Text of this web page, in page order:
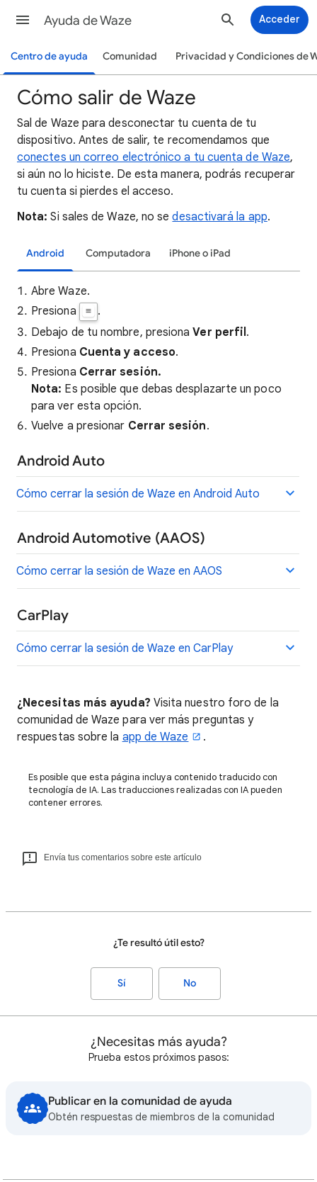
Ayuda de Waze Acceder
Centro de ayuda Comunidad Privacidad y Condiciones de
Cómo salir de Waze
Sal de Waze para desconectar tu cuenta de tu
dispositivo. Antes de salir, te recomendamos que
conectes un correo electrónico a tu cuenta de Waze,
si aún no lo hiciste. De esta manera, podrás recuperar
tu cuenta si pierdes el acceso.
Nota: Si sales de Waze, no sedesactivará la app.
Android Computadora iPhone o iPad
Abre Waze.
Presiona
.
Debajo de tu nombre, presionaVer perfil.
Presiona Cuenta y acceso.
Presiona Cerrar sesión.
Nota: Es posible que debas desplazarte un poco
para ver esta opción.
Vuelve a presionar Cerrar sesión.
Android Auto
Cómo cerrar la sesión de Waze en Android Auto
Android Automotive (AAOS)
Cómo cerrar la sesión de Waze en AAOS
CarPlay
Cómo cerrar la sesión de Waze en CarPlay
¿Necesitas más ayuda? Visita nuestro foro de la
comunidad de Waze para ver más preguntas y
respuestas sobre la app de Waze .
Es posible que esta página incluya contenido traducido con
tecnología de IA. Las traducciones realizadas con IA pueden
contener errores.
Envía tus comentarios sobre este artículo
¿Te resultó útil esto?
Sí No
¿Necesitas más ayuda?
Prueba estos próximos pasos:
Publicar en la comunidad de ayuda
Obtén respuestas de miembros de la comunidad